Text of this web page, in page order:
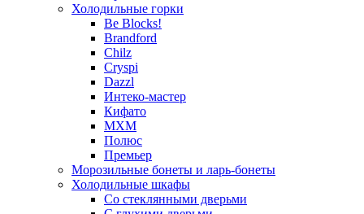
Холодильные горки
Be Blocks!
Brandford
Chilz
Cryspi
Dazzl
Интеко-мастер
Кифато
МХМ
Полюс
Премьер
Морозильные бонеты и ларь-бонеты
Холодильные шкафы
Со стеклянными дверьми